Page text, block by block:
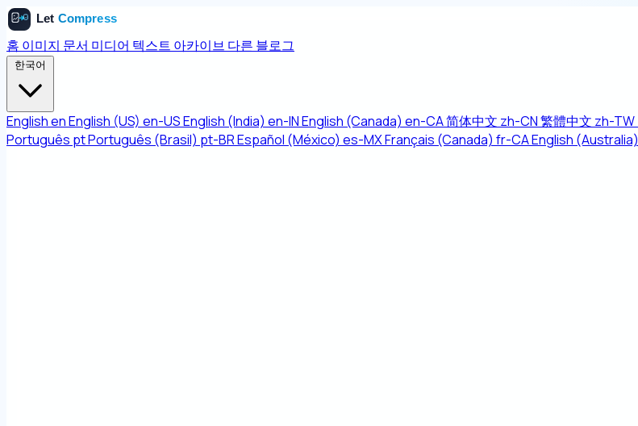
홈 이미지 문서 미디어 텍스트 아카이브 다른 블로그
한국어
EnglishenEnglish (US) en-USEnglish (India) en-INEnglish (Canada) en-CA简体中文 zh-CN繁體中文 zh-TW
Português ptPortuguês (Brasil) pt-BREspañol (México) es-MXFrançais (Canada) fr-CAEnglish (Australia)